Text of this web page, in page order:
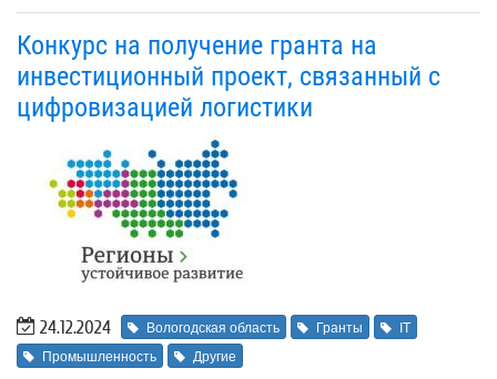
Конкурс на получение гранта на
инвестиционный проект, связанный с
цифровизацией логистики
24.12.2024 Вологодская область Гранты
IT
Промышленность
Другие